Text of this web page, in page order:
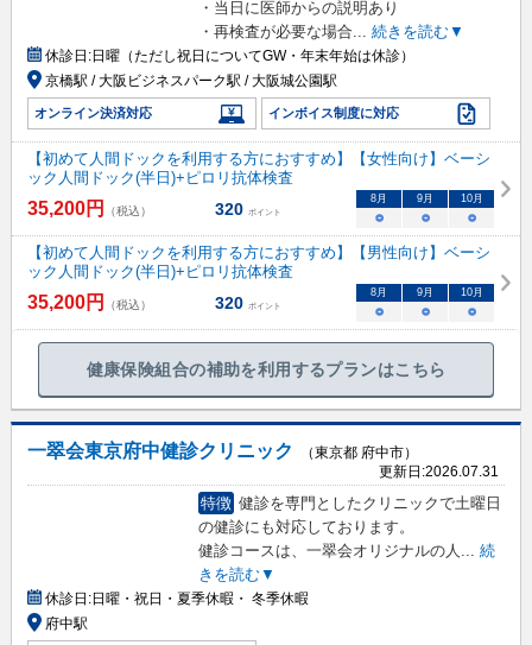
・当日に医師からの説明あり
・再検査が必要な場合... 続きを読む▼
休診日:日曜（ただし祝日についてGW・年末年始は休診）
京橋駅 / 大阪ビジネスパーク駅 / 大阪城公園駅
オンライン決済対応 インボイス制度に対応
【初めて人間ドックを利用する方におすすめ】【女性向け】ベーシ
ック人間ドック(半日)+ピロリ抗体検査
35,200円 （税込） 320 ポイント
8 月 9 月 10月
○ ○ ○
【初めて人間ドックを利用する方におすすめ】【男性向け】ベーシ
ック人間ドック(半日)+ピロリ抗体検査
35,200円 （税込） 320 ポイント
8 月 9 月 10月
○ ○ ○
健康保険組合の補助を利用するプランはこちら
一翠会東京府中健診クリニック
（東京都 府中市）
更新日:2026.07.31
特徴 健診を専門としたクリニックで土曜日
の健診にも対応しております。
健診コースは、一翠会オリジナルの人
続
きを読む▼
休診日:日曜・祝日・夏季休暇・ 冬季休暇
府中駅